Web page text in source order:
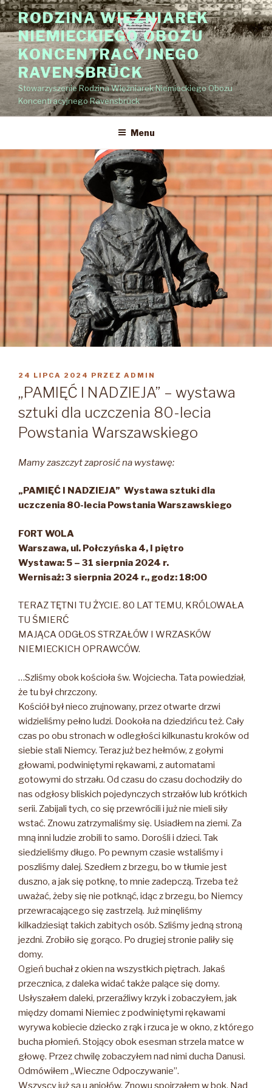
Przejdź
do
treści
RODZINA WIĘŹNIAREK
NIEMIECKIEGO OBOZU
KONCENTRACYJNEGO
RAVENSBRÜCK
Stowarzyszenie Rodzina Więźniarek Niemieckiego Obozu
Koncentracyjnego Ravensbrück
Menu
OPUBLIKOWANE
W
24 LIPCA 2024 PRZEZ ADMIN
„PAMIĘĆ I NADZIEJA” – wystawa
sztuki dla uczczenia 80-lecia
Powstania Warszawskiego
Mamy zaszczyt zaprosić na wystawę:
„PAMIĘĆ I NADZIEJA” Wystawa sztuki dla
uczczenia 80-lecia Powstania Warszawskiego
FORT WOLA
Warszawa, ul. Połczyńska 4, I piętro
Wystawa: 5 – 31 sierpnia 2024 r.
Wernisaż: 3 sierpnia 2024 r., godz: 18:00
TERAZ TĘTNI TU ŻYCIE. 80 LAT TEMU, KRÓLOWAŁA
TU ŚMIERĆ
MAJĄCA ODGŁOS STRZAŁÓW I WRZASKÓW
NIEMIECKICH OPRAWCÓW.
…Szliśmy obok kościoła św. Wojciecha. Tata powiedział,
że tu był chrzczony.
Kościół był nieco zrujnowany, przez otwarte drzwi
widzieliśmy pełno ludzi. Dookoła na dziedzińcu też. Cały
czas po obu stronach w odległości kilkunastu kroków od
siebie stali Niemcy. Teraz już bez hełmów, z gołymi
głowami, podwiniętymi rękawami, z automatami
gotowymi do strzału. Od czasu do czasu dochodziły do
nas odgłosy bliskich pojedynczych strzałów lub krótkich
serii. Zabijali tych, co się przewrócili i już nie mieli siły
wstać. Znowu zatrzymaliśmy się. Usiadłem na ziemi. Za
mną inni ludzie zrobili to samo. Dorośli i dzieci. Tak
siedzieliśmy długo. Po pewnym czasie wstaliśmy i
poszliśmy dalej. Szedłem z brzegu, bo w tłumie jest
duszno, a jak się potknę, to mnie zadepczą. Trzeba też
uważać, żeby się nie potknąć, idąc z brzegu, bo Niemcy
przewracającego się zastrzelą. Już minęliśmy
kilkadziesiąt takich zabitych osób. Szliśmy jedną stroną
jezdni. Zrobiło się gorąco. Po drugiej stronie paliły się
domy.
Ogień buchał z okien na wszystkich piętrach. Jakaś
przecznica, z daleka widać także palące się domy.
Usłyszałem daleki, przeraźliwy krzyk i zobaczyłem, jak
między domami Niemiec z podwiniętymi rękawami
wyrywa kobiecie dziecko z rąk i rzuca je w okno, z którego
bucha płomień. Stojący obok esesman strzela matce w
głowę. Przez chwilę zobaczyłem nad nimi ducha Danusi.
Odmówiłem „Wieczne Odpoczywanie”.
Wszyscy już są u aniołów. Znowu spojrzałem w bok. Nad